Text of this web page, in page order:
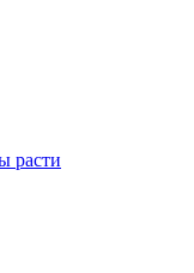
расти